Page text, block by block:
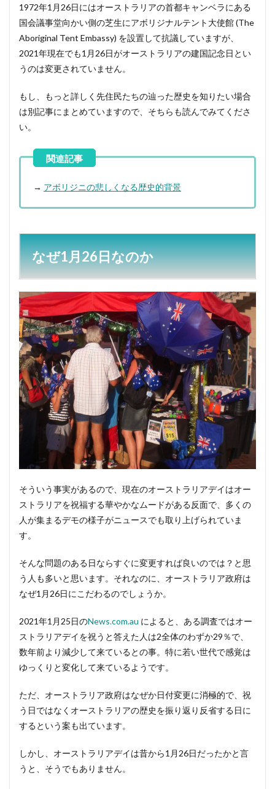
1972年1月26日にはオーストラリアの首都キャンベラにある
国会議事堂向かい側の芝生にアボリジナルテント大使館 (The
Aboriginal Tent Embassy) を設置して抗議していますが、
2021年現在でも1月26日がオーストラリアの建国記念日とい
うのは変更されていません。
もし、もっと詳しく先住民たちの辿った歴史を知りたい場合
は別記事にまとめていますので、そちらも読んでみてくださ
い。
→ アボリジニの悲しくなる歴史的背景
なぜ1月26日なのか
そういう事実があるので、現在のオーストラリアデイはオー
ストラリアを祝福する華やかなムードがある反面で、多くの
人が集まるデモの様子がニュースでも取り上げられていま
す。
そんな問題のある日ならすぐに変更すれば良いのでは？と思
う人も多いと思います。それなのに、オーストラリア政府は
なぜ1月26日にこだわるのでしょうか。
2021年1月25日のNews.com.au によると、ある調査ではオー
ストラリアデイを祝うと答えた人は2全体のわずか29％で、
数年前より減少して来ているとの事。特に若い世代で感覚は
ゆっくりと変化して来ているようです。
ただ、オーストラリア政府はなぜか日付変更に消極的で、祝
う日ではなくオーストラリアの歴史を振り返り反省する日に
するという案も出ています。
しかし、オーストラリアデイは昔から1月26日だったかと言
うと、そうでもありません。